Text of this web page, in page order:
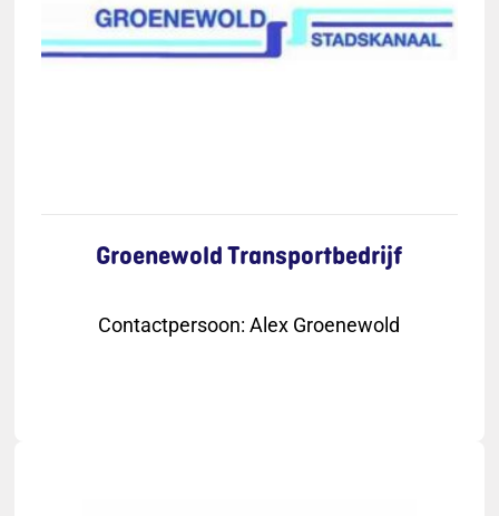
Groenewold Transportbedrijf
Contactpersoon:Alex Groenewold